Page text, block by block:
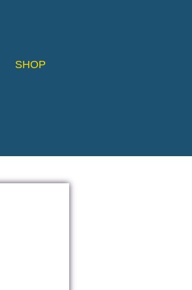
SHOP